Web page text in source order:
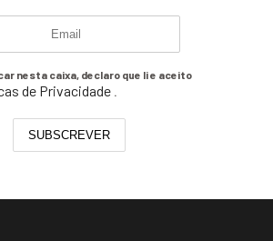
nesta caixa, declaro que li e aceito
de Privacidade
SUBSCREVER